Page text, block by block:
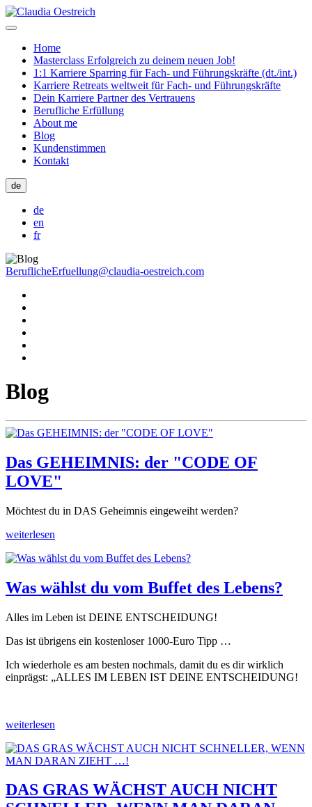
Home
Masterclass Erfolgreich zu deinem neuen Job!
1:1 Karriere Sparring für Fach- und Führungskräfte (dt./int.)
Karriere Retreats weltweit für Fach- und Führungskräfte
Dein Karriere Partner des Vertrauens
Berufliche Erfüllung
About me
Blog
Kundenstimmen
Kontakt
de
de
en
fr
BeruflicheErfuellung@claudia-oestreich.com
Blog
Das GEHEIMNIS: der "CODE OF
LOVE"
Möchtest du in DAS Geheimnis eingeweiht werden?
weiterlesen
Was wählst du vom Buffet des Lebens?
Alles im Leben ist DEINE ENTSCHEIDUNG!
Das ist übrigens ein kostenloser 1000-Euro Tipp …
Ich wiederhole es am besten nochmals, damit du es dir wirklich
einprägst: „ALLES IM LEBEN IST DEINE ENTSCHEIDUNG!
weiterlesen
DAS GRAS WÄCHST AUCH NICHT